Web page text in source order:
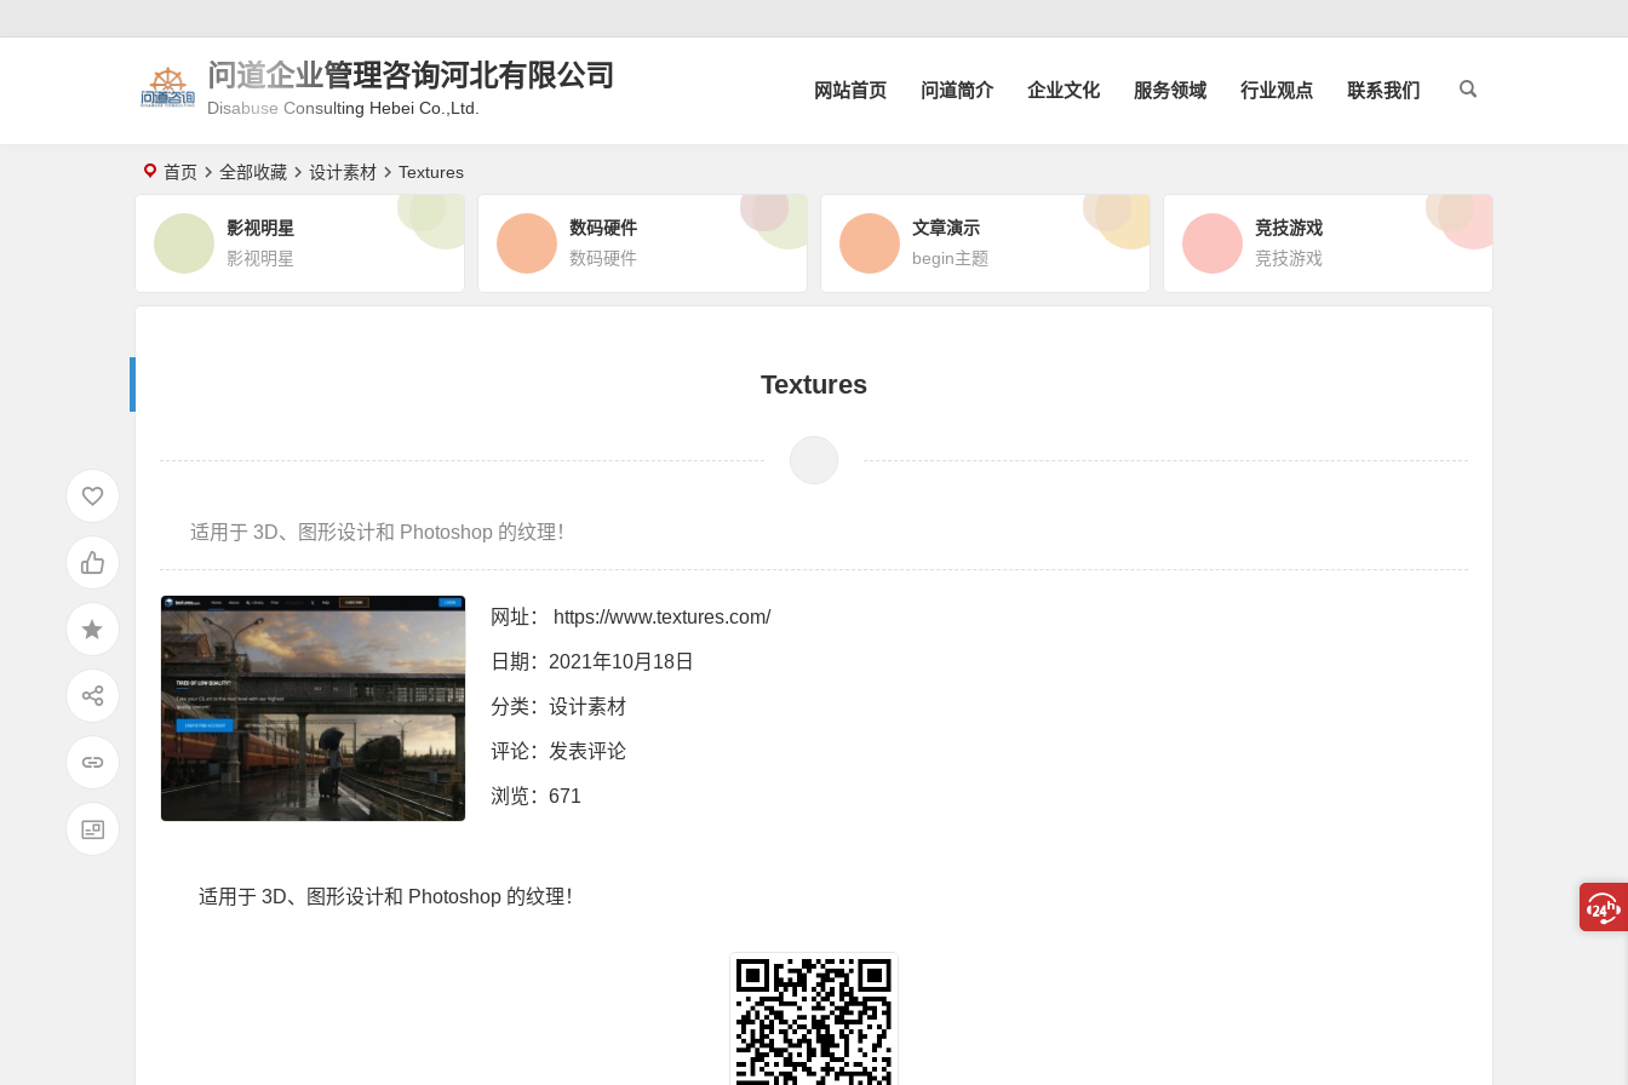
问道企业管理咨询河北有限公司
Disabuse Consulting Hebei Co.,Ltd.
网站首页 问道简介 企业文化 服务领域 行业观点 联系我们
首页 全部收藏 设计素材 Textures
影视明星
影视明星
数码硬件
数码硬件
文章演示
begin主题
竞技游戏
竞技游戏
Textures
适用于 3D、图形设计和 Photoshop 的纹理！
网址： https://www.textures.com/
日期：2021年10月18日
分类： 设计素材
评论： 发表评论
浏览 ：671
适用于 3D、图形设计和 Photoshop 的纹理！